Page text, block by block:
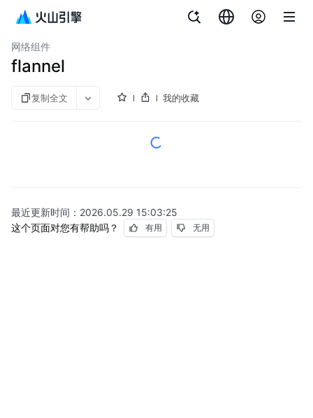
容器服务
网络组件
flannel
复制全文 我的收藏
最近更新时间： 2026.05.29 15:03:25
这个页面对您有帮助吗？
有用 无用